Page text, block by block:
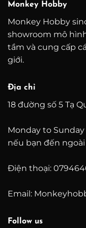
Monkey Hobby
Monkey Hobby
showroom mô
tầm và cung cấp
giới.
Địa chỉ
18 đường số 5 Tạ
Monday to Sunday
nếu bạn đến
Điện thoại:
Email:
Follow us